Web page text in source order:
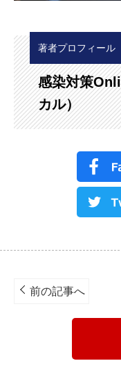
著者プロフィール
感染対策
カル）
navigation
前の記事へ